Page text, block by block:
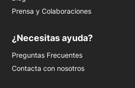
Prensa y Colaboraciones
¿Necesitas ayuda?
Preguntas Frecuentes
Contacta con nosotros